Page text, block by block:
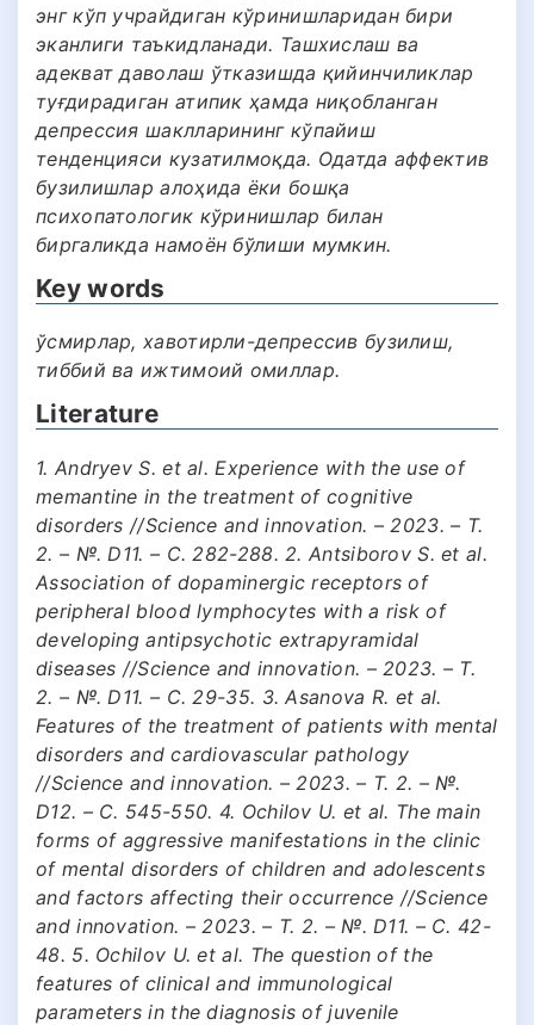
энг кўп учрайдиган кўринишларидан бири
эканлиги таъкидланади. Ташхислаш ва
адекват даволаш ўтказишда қийинчиликлар
туғдирадиган атипик ҳамда ниқобланган
депрессия шаклларининг кўпайиш
тенденцияси кузатилмоқда. Одатда аффектив
бузилишлар алоҳида ёки бошқа
психопатологик кўринишлар билан
биргаликда намоён бўлиши мумкин.
Key words
ўсмирлар, хавотирли-депрессив бузилиш,
тиббий ва ижтимоий омиллар.
Literature
1. Andryev S. et al. Experience with the use of
memantine in the treatment of cognitive
disorders //Science and innovation. – 2023. – Т.
2. – №. D11. – С. 282-288. 2. Antsiborov S. et al.
Association of dopaminergic receptors of
peripheral blood lymphocytes with a risk of
developing antipsychotic extrapyramidal
diseases //Science and innovation. – 2023. – Т.
2. – №. D11. – С. 29-35. 3. Asanova R. et al.
Features of the treatment of patients with mental
disorders and cardiovascular pathology
//Science and innovation. – 2023. – Т. 2. – №.
D12. – С. 545-550. 4. Ochilov U. et al. The main
forms of aggressive manifestations in the clinic
of mental disorders of children and adolescents
and factors affecting their occurrence //Science
and innovation. – 2023. – Т. 2. – №. D11. – С. 42-
48. 5. Ochilov U. et al. The question of the
features of clinical and immunological
parameters in the diagnosis of juvenile